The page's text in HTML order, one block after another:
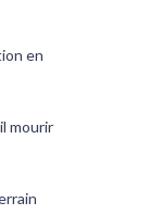
en
mourir